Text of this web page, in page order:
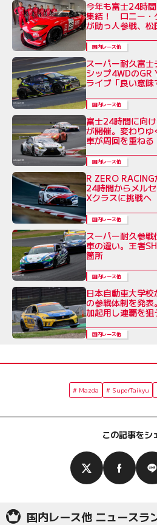
今年も富士24時
集結！ ロニー・
が助っ人参戦、
国内レース他
スーパー耐久富
シップ4WDの
ライブ「良い意味
国内レース他
富士24時間に向
が開催。変わり
車が周回を重ねる
国内レース他
R ZERO
24時間からメル
Xクラスに挑戦へ
国内レース他
スーパー耐久参
車の違い。王者
箇所
国内レース他
日本自動車大学
の参戦体制を発
加起用し連覇を狙
国内レース他
Mazda SuperTaikyu
この記事をシ
国内レース他 ニュースラ